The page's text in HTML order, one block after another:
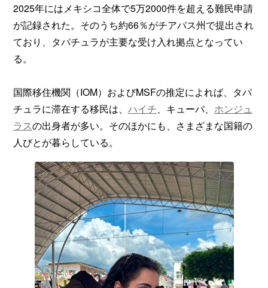
2025年にはメキシコ全体で5万2000件を超える難民申請
が記録された。そのうち約66％がチアパス州で提出され
ており、タパチュラが主要な受け入れ拠点となってい
る。
国際移住機関（IOM）およびMSFの推定によれば、タパ
チュラに滞在する移民は、 ハイチ 、キューバ、 ホンジュ
ラスの出身者が多い。そのほかにも、さまざまな国籍の
人びとが暮らしている。